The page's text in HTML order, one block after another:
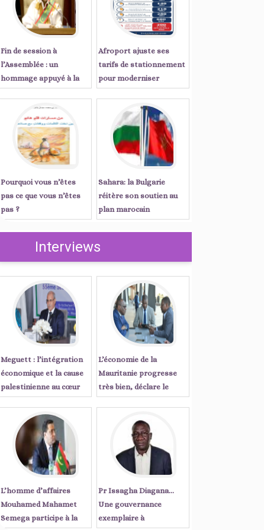
Fin de session à
l’Assemblée : un
hommage appuyé à la
Afroport ajuste ses
tarifs de stationnement
pour moderniser
Nouakchott
Pourquoi vous n’êtes
pas ce que vous n’êtes
pas ?
Sahara: la Bulgarie
réitère son soutien au
plan marocain
Interviews
Meguett : l’intégration
économique et la cause
palestinienne au cœur
parlementaire islamique
L’économie de la
Mauritanie progresse
très bien, déclare le
L’homme d’affaires
Mouhamed Mahamet
Semega participe à la
Pr Issagha Diagana…
Une gouvernance
exemplaire à